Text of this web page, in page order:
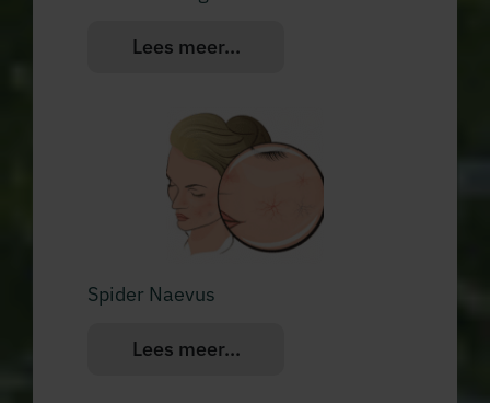
Lees meer...
Spider Naevus
Lees meer...